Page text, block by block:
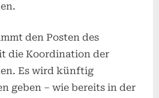
den Posten des
die Koordination der
Es wird künftig
geben – wie bereits in der